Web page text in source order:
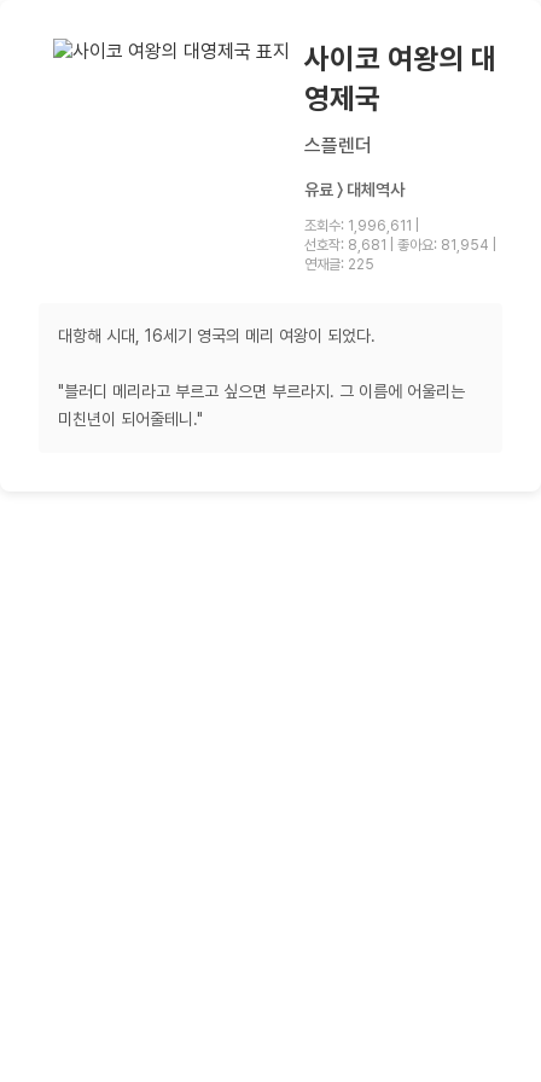
사이코 여왕의 대
영제국
스플렌더
유료 〉 대체역사
조회수: 1,996,611
선호작: 8,681
좋아요: 81,954
연재글: 225
대항해 시대, 16세기 영국의 메리 여왕이 되었다.
"블러디 메리라고 부르고 싶으면 부르라지. 그 이름에 어울리는
미친년이 되어줄테니."